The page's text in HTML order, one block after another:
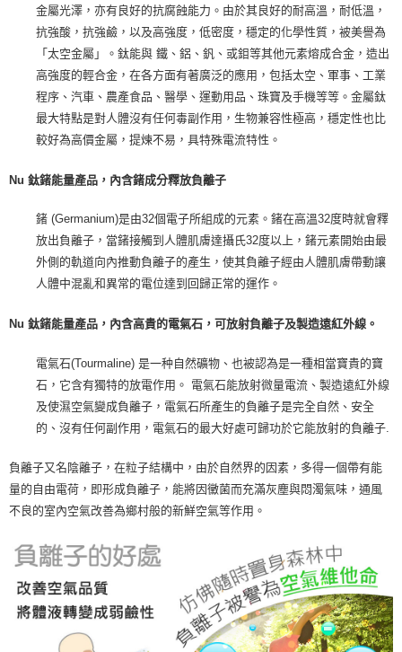
金屬光澤，亦有良好的抗腐蝕能力。由於其良好的耐高溫，耐低溫，
抗強酸，抗強鹼，以及高強度，低密度，穩定的化學性質，被美譽為
「太空金屬」。鈦能與 鐵、鋁、釩、或鉬等其他元素熔成合金，造出
高強度的輕合金，在各方面有著廣泛的應用，包括太空、軍事、工業
程序、汽車、農產食品、醫學、運動用品、珠寶及手機等等。金屬鈦
最大特點是對人體沒有任何毒副作用，生物兼容性極高，穩定性也比
較好為高價金屬，提煉不易，具特殊電流特性。
Nu 鈦鍺能量產品，內含鍺成分釋放負離子
鍺 (Germanium)是由32個電子所組成的元素。鍺在高溫32度時就會釋
放出負離子，當鍺接觸到人體肌膚達攝氏32度以上，鍺元素開始由最
外側的軌道向內推動負離子的產生，使其負離子經由人體肌膚帶動讓
人體中混亂和異常的電位達到回歸正常的運作。
Nu 鈦鍺能量產品，內含高貴的電氣石，可放射負離子及製造遠紅外線。
電氣石(Tourmaline) 是一种自然礦物、也被認為是一種相當寶貴的寶
石，它含有獨特的放電作用。 電氣石能放射微量電流、製造遠紅外線
及使濕空氣變成負離子，電氣石所產生的負離子是完全自然、安全
的、沒有任何副作用，電氣石的最大好處可歸功於它能放射的負離子.
負離子又名陰離子，在粒子結構中，由於自然界的因素，多得一個帶有能
量的自由電荷，即形成負離子，能將因黴菌而充滿灰塵與悶濁氣味，通風
不良的室內空氣改善為鄉村般的新鮮空氣等作用。